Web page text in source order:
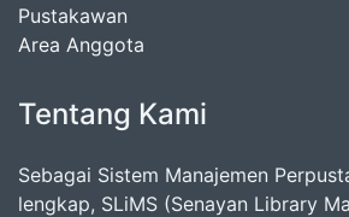
Pustakawan
Area Anggota
Tentang Kami
Sebagai Sistem Manajemen
lengkap, SLiMS (Senayan Library